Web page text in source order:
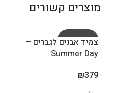
מוצרים קשורים
SOLD OUT
צמיד אבנים לגברים –
Summer Day
₪379